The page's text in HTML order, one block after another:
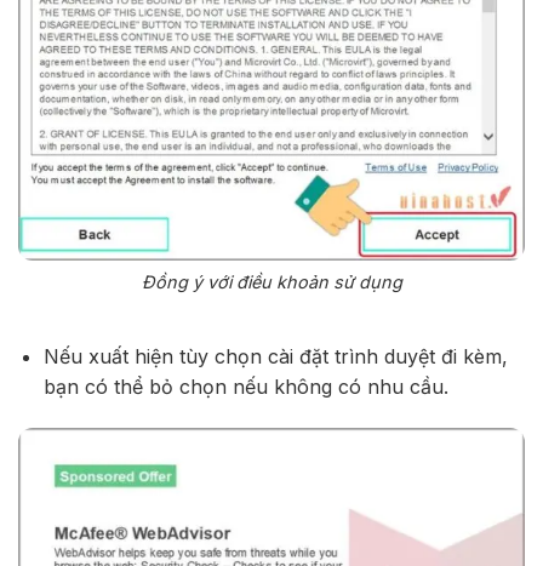
Đồng ý với điều khoản sử dụng
Nếu xuất hiện tùy chọn cài đặt trình duyệt đi kèm,
bạn có thể bỏ chọn nếu không có nhu cầu.